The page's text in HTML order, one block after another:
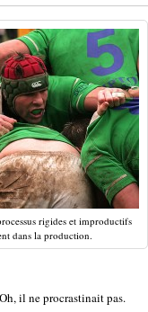
rigides et improductifs
dans la production.
Oh, il ne procrastinait pas.